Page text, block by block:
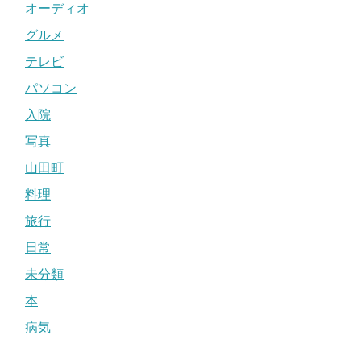
オーディオ
グルメ
テレビ
パソコン
入院
写真
山田町
料理
旅行
日常
未分類
本
病気